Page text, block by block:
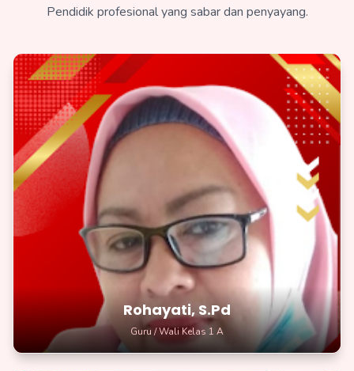
Pendidik profesional yang sabar dan penyayang.
Rohayati, S.Pd
Guru / Wali Kelas 1 A
Ibu Rohayati, S.Pd
Wali Kelas 1A
Berpengalaman mengajar lebih dari 10 tahun di SDN 02 BANJIT